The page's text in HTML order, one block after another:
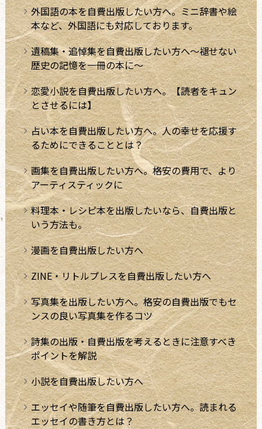
外国語の本を自費出版したい方へ。ミニ辞書や絵
本など、外国語にも対応しております。
遺稿集・追悼集を自費出版したい方へ～褪せない
歴史の記憶を一冊の本に～
恋愛小説を自費出版したい方へ。【読者をキュン
とさせるには】
占い本を自費出版したい方へ。人の幸せを応援す
るためにできることとは？
画集を自費出版したい方へ。格安の費用で、より
アーティスティックに
料理本・レシピ本を出版したいなら、自費出版と
いう方法も。
漫画を自費出版したい方へ
ZINE・リトルプレスを自費出版したい方へ
写真集を出版したい方へ。格安の自費出版でもセ
ンスの良い写真集を作るコツ
詩集の出版・自費出版を考えるときに注意すべき
ポイントを解説
小説を自費出版したい方へ
エッセイや随筆を自費出版したい方へ。読まれる
エッセイの書き方とは？